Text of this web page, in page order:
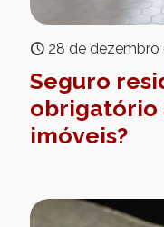
28 de dezembro
Seguro
obrigatório
imóveis?